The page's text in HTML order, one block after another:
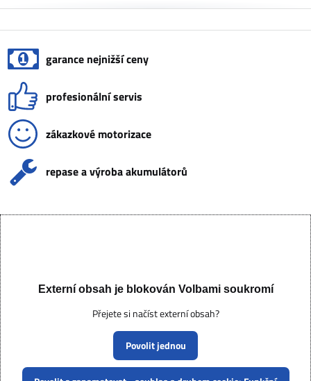
garance nejnižší ceny
profesionální servis
zákazkové motorizace
repase a výroba akumulátorů
Externí obsah je blokován Volbami soukromí
Přejete si načíst externí obsah?
Povolit jednou